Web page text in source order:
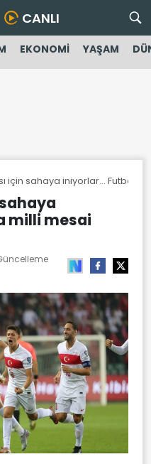
CANLI
EKONOMİ YAŞAM
için sahaya iniyorlar...
milli mesai